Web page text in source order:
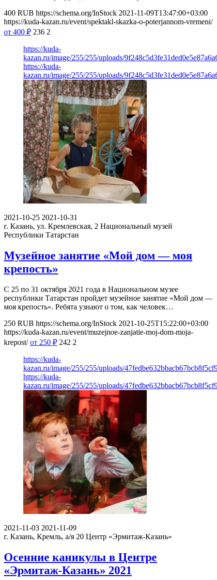
400 RUB https://schema.org/InStock 2021-11-09T13:47:00+03:00
https://kuda-kazan.ru/event/spektakl-skazka-o-poterjannom-vremeni/
от 400 ₽ 236 2
https://kuda-
kazan.ru/image/255/255/uploads/
https://kuda-
kazan.ru/image/255/255/uploads/
2021-10-25 2021-10-31
г. Казань, ул. Кремлевская, 2 Национальный музей
Республики Татарстан
Музейное занятие «Мой дом — моя
крепость»
С 25 по 31 октября 2021 года в Национальном музее
республики Татарстан пройдет музейное занятие «Мой дом —
моя крепость». Ребята узнают о том, как человек…
250 RUB https://schema.org/InStock 2021-10-25T15:22:00+03:00
https://kuda-kazan.ru/event/muzejnoe-zanjatie-moj-dom-moja-
krepost/ от 250 ₽ 242 2
https://kuda-
kazan.ru/image/255/255/uploads/
https://kuda-
kazan.ru/image/255/255/uploads/
2021-11-03 2021-11-09
г. Казань, Кремль, а/я 20 Центр «Эрмитаж-Казань»
Осенние каникулы в Центре
«Эрмитаж-Казань» 2021